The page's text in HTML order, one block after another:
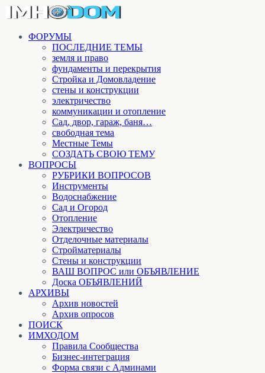
ФОРУМЫ
ПОСЛЕДНИЕ ТЕМЫ
земля и право
фундаменты и перекрытия
Стройка и Домовладение
стены и конструкции
электричество
коммуникации и отопление
Cад, двор, гараж, баня…
свободная тема
Местные Темы
СОЗДАТЬ СВОЮ ТЕМУ
ВОПРОСЫ
РУБРИКИ ВОПРОСОВ
Инструменты
Водоснабжение
Сад и Огород
Отопление
Электричество
Отделочные материалы
Стройматериалы
Стены и конструкции
ВАШ ВОПРОС или ОБЪЯВЛЕНИЕ
Доска ОБЪЯВЛЕНИЙ
АРХИВЫ
Архив новостей
Архив опросов
ПОИСК
ИМХОДОМ
Правила Сообщества
Бизнес-интеграция
Форма связи с Админами